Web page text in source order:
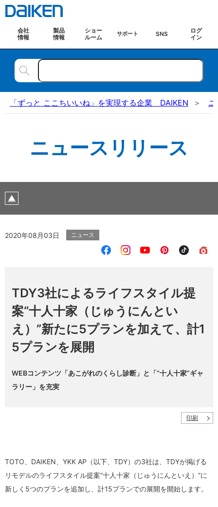
会社
情報
製品
情報
ショー
ルーム
サポート SNS
ログ
イン
「ずっと ここちいいね」を実現する企業 DAIKEN
ニュースリリース
2020年08月03日 ニュース
TDY3社によるライフスタイル提
案“十人十家（じゅうにんとい
え）”新たに5プランを加えて、計1
5プランを展開
WEBコンテンツ「あこがれのくらし診断」と「“十人十家”ギャ
ラリー」を充実
印刷
TOTO、DAIKEN、YKK AP（以下、TDY）の3社は、TDYが掲げる
リモデルのライフスタイル提案“十人十家（じゅうにんといえ）”に
新しく5つのプランを追加し、計15プランでの展開を開始します。